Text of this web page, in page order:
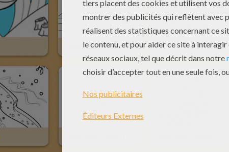
Lamentin ­Étoile De Mer Mécontente